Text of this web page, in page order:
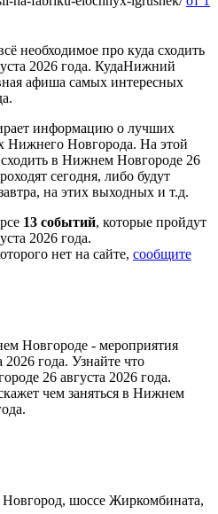
необходимое про куда сходить
2026 года. КудаНижний
афиша самых интересных
информацию о лучших
Нижнего Новгорода. На этой
в Нижнем Новгороде 26
сегодня, либо будут
на этих выходных и т.д.
13 событий, которые пройдут
2026 года.
нет на сайте, сообщите
Новгороде - мероприятия
2026 года. Узнайте что
26 августа 2026 года.
чем заняться в Нижнем
шоссе Жиркомбината,